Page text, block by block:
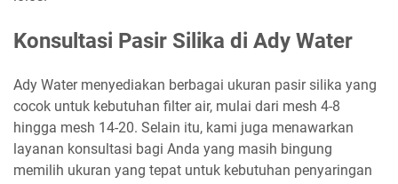
Konsultasi Pasir Silika di Ady Water
Ady Water menyediakan berbagai ukuran pasir silika yang
cocok untuk kebutuhan filter air, mulai dari mesh 4-8
hingga mesh 14-20. Selain itu, kami juga menawarkan
layanan konsultasi bagi Anda yang masih bingung
memilih ukuran yang tepat untuk kebutuhan penyaringan